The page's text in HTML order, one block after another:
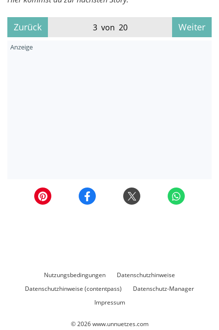
Zurück 3 von 20 Weiter
Nutzungsbedingungen
Datenschutzhinweise
Datenschutzhinweise (contentpass)
Datenschutz-Manager
Impressum
© 2026www.unnuetzes.com